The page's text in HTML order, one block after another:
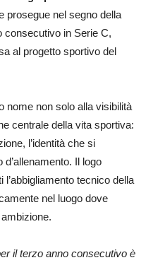
prosegue nel segno della
consecutivo in Serie C,
al progetto sportivo del
nome non solo alla visibilità
centrale della vita sportiva:
l’identità che si
Il logo
l’abbigliamento tecnico della
nel luogo dove
il terzo anno consecutivo è